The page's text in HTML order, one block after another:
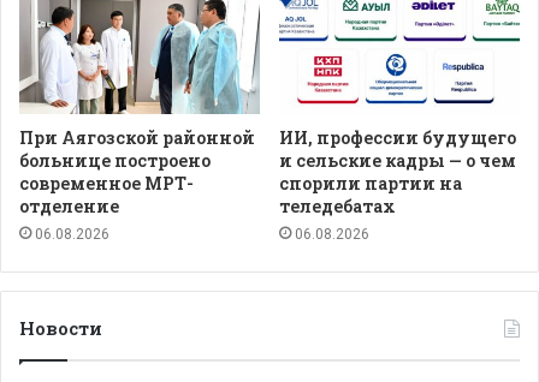
При Аягозской районной
больнице построено
современное МРТ-
отделение
06.08.2026
ИИ, профессии будущего
и сельские кадры — о чем
спорили партии на
теледебатах
06.08.2026
Новости